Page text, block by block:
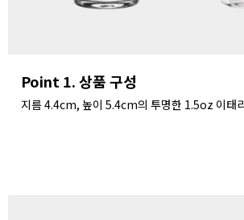
Point 1. 상품 구성
지름 4.4cm, 높이 5.4cm의 투명한 1.5oz 이태